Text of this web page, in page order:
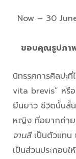
Now – 30
ขอบคุณรูปภา
นิทรรศการศิลปะ
vita brevis” หรือ
ยืนยาว ชีวิตนั้นสั้
หญิง ที่อยากถ่าย
จานสีเป็นตัวแทน
เป็นส่วนประกอบ